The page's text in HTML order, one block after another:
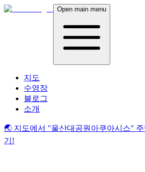
Open main menu
지도
수영장
블로그
소개
🌏 지도에서 "울산대공원아쿠아시스"
기!